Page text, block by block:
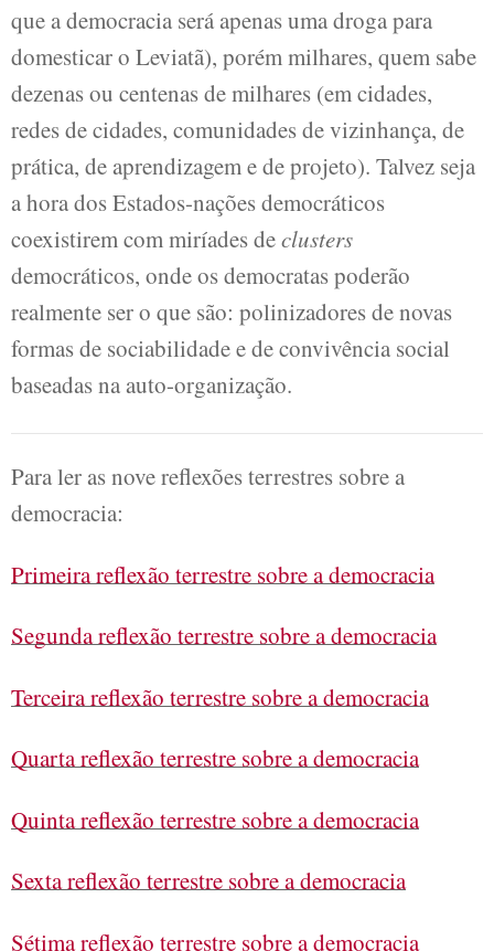
que a democracia será apenas uma droga para
domesticar o Leviatã), porém milhares, quem sabe
dezenas ou centenas de milhares (em cidades,
redes de cidades, comunidades de vizinhança, de
prática, de aprendizagem e de projeto). Talvez seja
a hora dos Estados-nações democráticos
coexistirem com miríades declusters
democráticos, onde os democratas poderão
realmente ser o que são: polinizadores de novas
formas de sociabilidade e de convivência social
baseadas na auto-organização.
Para ler as nove reflexões terrestres sobre a
democracia:
Primeira reflexão terrestre sobre a democracia
Segunda reflexão terrestre sobre a democracia
Terceira reflexão terrestre sobre a democracia
Quarta reflexão terrestre sobre a democracia
Quinta reflexão terrestre sobre a democracia
Sexta reflexão terrestre sobre a democracia
Sétima reflexão terrestre sobre a democracia